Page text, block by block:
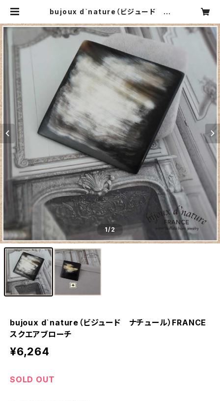
bujoux d`nature（ビジュード ナ
チ | CARNIER MIKI
1/2
bujoux d`nature（ビジュード ナチュール）FRANCE
スクエアブローチ
¥6,264
SOLD OUT